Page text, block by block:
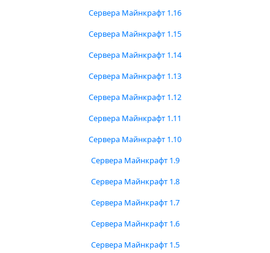
Сервера Майнкрафт 1.16
Сервера Майнкрафт 1.15
Сервера Майнкрафт 1.14
Сервера Майнкрафт 1.13
Сервера Майнкрафт 1.12
Сервера Майнкрафт 1.11
Сервера Майнкрафт 1.10
Сервера Майнкрафт 1.9
Сервера Майнкрафт 1.8
Сервера Майнкрафт 1.7
Сервера Майнкрафт 1.6
Сервера Майнкрафт 1.5